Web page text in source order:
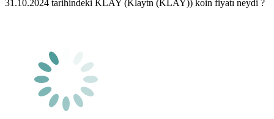
31.10.2024 tarihindeki KLAY (Klaytn (KLAY)) koin fiyatı neydi ?